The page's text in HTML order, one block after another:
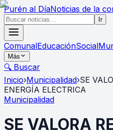
Purén al DíaNoticias de la
Ir
ComunalEducaciónSocial
Más
🔍 Buscar
Inicio›Municipalidad›SE
ENERGÍA ELECTRICA
Municipalidad
SE VALORA